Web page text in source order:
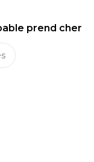
prend cher